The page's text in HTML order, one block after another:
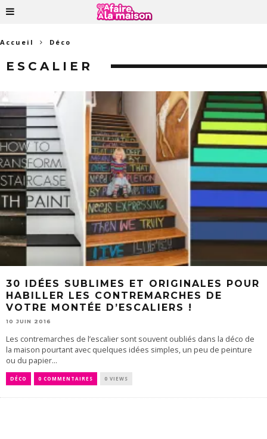
Accueil Déco
ESCALIER
30 IDÉES SUBLIMES ET ORIGINALES POUR
HABILLER LES CONTREMARCHES DE
VOTRE MONTÉE D’ESCALIERS !
10 JUIN 2016
Les contremarches de l’escalier sont souvent oubliés dans la déco de
la maison pourtant avec quelques idées simples, un peu de peinture
ou du papier...
DÉCO 0 COMMENTAIRES 0 VIEWS